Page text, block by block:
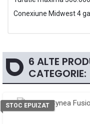
Conexiune Midwest 4
6 ALTE
CATEGORIE:
STOC EPUIZAT